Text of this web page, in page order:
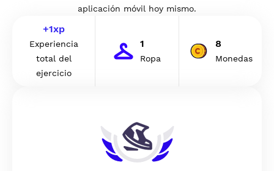
aplicación móvil hoy mismo.
+1xp
Experiencia
total del
ejercicio
1
Ropa
8
Monedas